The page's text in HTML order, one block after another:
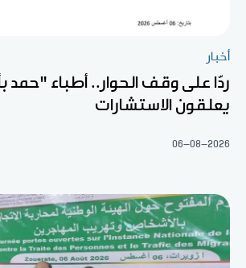
أخبار
ردّا على وقف الحوار.. أطباء "حمد
يعلقون الاستشارات
06-08-2026